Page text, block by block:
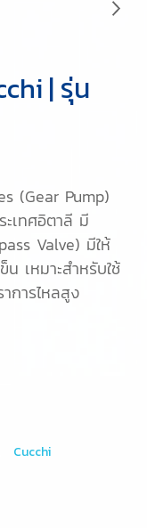
| รุ่น
(Gear Pump)
ะเทศอิตาลี มี
Valve) มีให้
เหมาะสำหรับใช้
การไหลสูง
Cucchi